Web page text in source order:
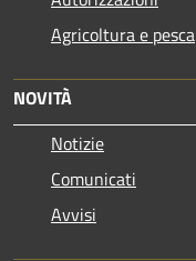
Agricoltura e pesca
NOVITÀ
Notizie
Comunicati
Avvisi